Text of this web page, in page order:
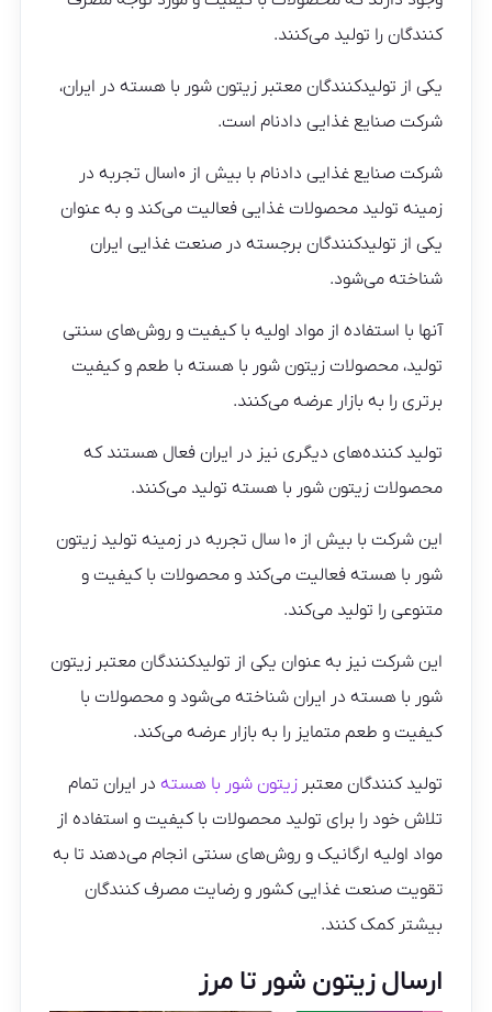
کنندگان را تولید می‌کنند.
یکی از تولیدکنندگان معتبر زیتون شور با هسته در ایران،
شرکت صنایع غذایی دادنام است.
شرکت صنایع غذایی دادنام با بیش از ۱۰سال تجربه در
زمینه تولید محصولات غذایی فعالیت می‌کند و به عنوان
یکی از تولیدکنندگان برجسته در صنعت غذایی ایران
شناخته می‌شود.
آنها با استفاده از مواد اولیه با کیفیت و روش‌های سنتی
تولید، محصولات زیتون شور با هسته با طعم و کیفیت
برتری را به بازار عرضه می‌کنند.
تولید کننده‌های دیگری نیز در ایران فعال هستند که
محصولات زیتون شور با هسته تولید می‌کنند.
این شرکت با بیش از ۱۰ سال تجربه در زمینه تولید زیتون
شور با هسته فعالیت می‌کند و محصولات با کیفیت و
متنوعی را تولید می‌کند.
این شرکت نیز به عنوان یکی از تولیدکنندگان معتبر زیتون
شور با هسته در ایران شناخته می‌شود و محصولات با
کیفیت و طعم متمایز را به بازار عرضه می‌کند.
تولید کنندگان معتبرزیتون شور با هسته در ایران تمام
تلاش خود را برای تولید محصولات با کیفیت و استفاده از
مواد اولیه ارگانیک و روش‌های سنتی انجام می‌دهند تا به
تقویت صنعت غذایی کشور و رضایت مصرف کنندگان
بیشتر کمک کنند.
ارسال زیتون شور تا مرز